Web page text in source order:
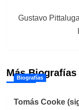
Gustavo
Más Biografías
Biografías
Tomás Cooke